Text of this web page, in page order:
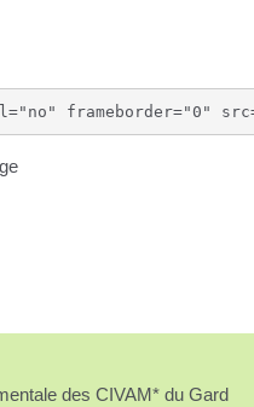
des CIVAM* du Gard